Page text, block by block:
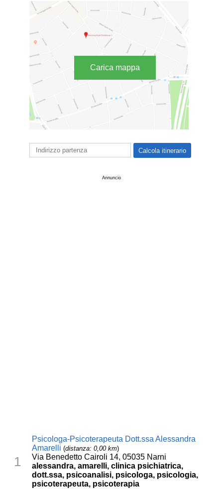
Carica mappa
Annuncio
1
Psicologa-Psicoterapeuta Dott.ssa Alessandra
Amarelli (distanza: 0,00 km)
Via Benedetto Cairoli 14, 05035 Narni
alessandra, amarelli, clinica psichiatrica,
dott.ssa, psicoanalisi, psicologa, psicologia,
psicoterapeuta, psicoterapia